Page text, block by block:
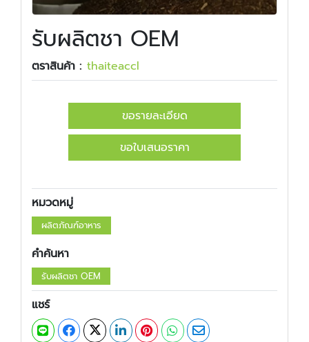
รับผลิตชา OEM
ตราสินค้า : ​​thaiteaccl
ขอรายละเอียด
ขอใบเสนอราคา
หมวดหมู่
ผลิตภัณฑ์อาหาร
คำค้นหา
รับผลิตชา OEM
แชร์